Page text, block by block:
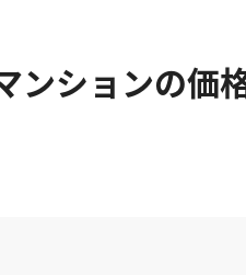
ンションの価